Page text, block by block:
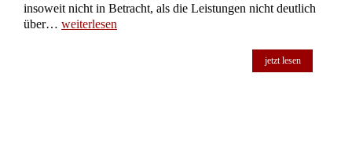
insoweit nicht in Betracht, als die Leistungen nicht deutlich
über… weiterlesen
jetzt lesen